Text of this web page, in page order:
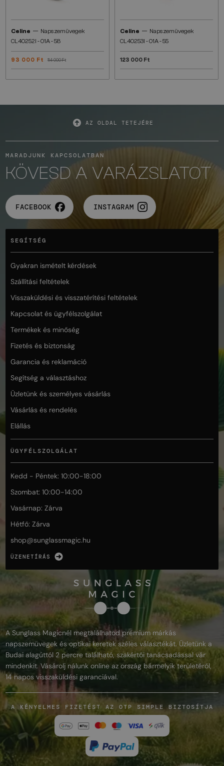
Celine — Napszemüvegek
CL40252I - 01A - 58
93 000 Ft 114 000 Ft
Celine — Napszemüvegek
CL40253I - 01A - 55
123 000 Ft
AZ OLDAL TETEJÉRE
MARADJUNK KAPCSOLATBAN
KÖVESD A VARÁZSLATOT
FACEBOOK INSTAGRAM
SEGÍTSÉG
Gyakran ismételt kérdések
Szállítási feltételek
Visszaküldési és visszatérítési feltételek
Kapcsolat és ügyfélszolgálat
Termékek és minőség
Fizetés és biztonság
Garancia és reklamáció
Segítség a választáshoz
Üzletünk és személyes vásárlás
Vásárlás és rendelés
Elállás
ÜGYFÉLSZOLGÁLAT
Kedd - Péntek: 10:00-18:00
Szombat: 10:00-14:00
Vasárnap: Zárva
Hétfő: Zárva
shop@sunglassmagic.hu
ÜZENETÍRÁS
A Sunglass Magicnél megtalálhatod prémium márkás
napszemüvegek és optikai keretek széles választékát. Üzletünk a
Budai alagúttól 2 percre található, szakértői tanácsadással vár
mindenkit. Vásárolj nálunk online az ország bármelyik területéről,
14 napos visszaküldési garanciával.
A KÉNYELMES FIZETÉST AZ OTP SIMPLE BIZTOSÍTJA